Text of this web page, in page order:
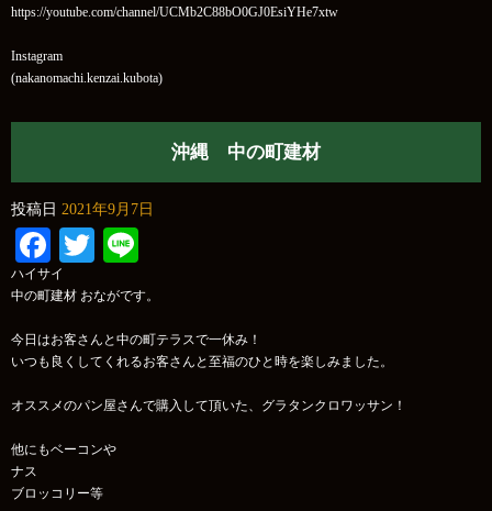
https://youtube.com/channel/UCMb2C88bO0GJ0EsiYHe7xtw
Instagram
(nakanomachi.kenzai.kubota)
沖縄 中の町建材
投稿日 2021年9月7日
Facebook
Twitter
ハイサイ
中の町建材 おながです。
今日はお客さんと中の町テラスで一休み！
いつも良くしてくれるお客さんと至福のひと時を楽しみました。
オススメのパン屋さんで購入して頂いた、グラタンクロワッサン！
他にもベーコンや
ナス
ブロッコリー等